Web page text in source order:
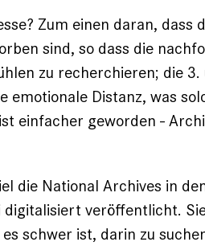
Zum einen daran, dass
sind, so dass die
zu recherchieren; die 3.
emotionale Distanz, was
einfacher geworden -
die National Archives in
digitalisiert veröffentlicht.
schwer ist, darin zu